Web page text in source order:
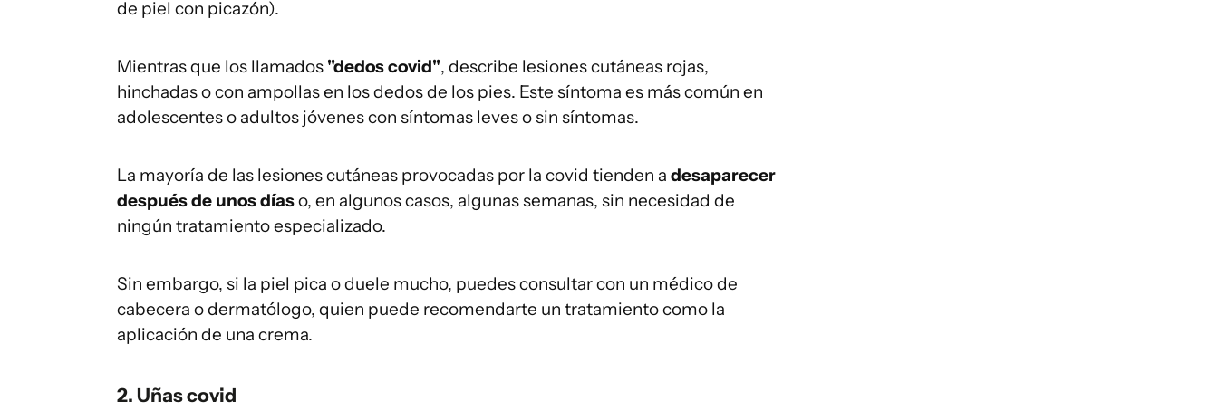
de piel con picazón).
Mientras que los llamados "dedoscovid", describe lesiones cutáneas rojas,
hinchadas o con ampollas en los dedos de los pies. Este síntoma es más común en
adolescentes o adultos jóvenes con síntomas leves o sin síntomas.
La mayoría de las lesiones cutáneas provocadas por la covid tienden a desaparecer
después de unos díaso, en algunos casos, algunas semanas, sin necesidad de
ningún tratamiento especializado.
Sin embargo, si la piel pica o duele mucho, puedes consultar con un médico de
cabecera o dermatólogo, quien puede recomendarte un tratamiento como la
aplicación de una crema.
2. Uñas covid